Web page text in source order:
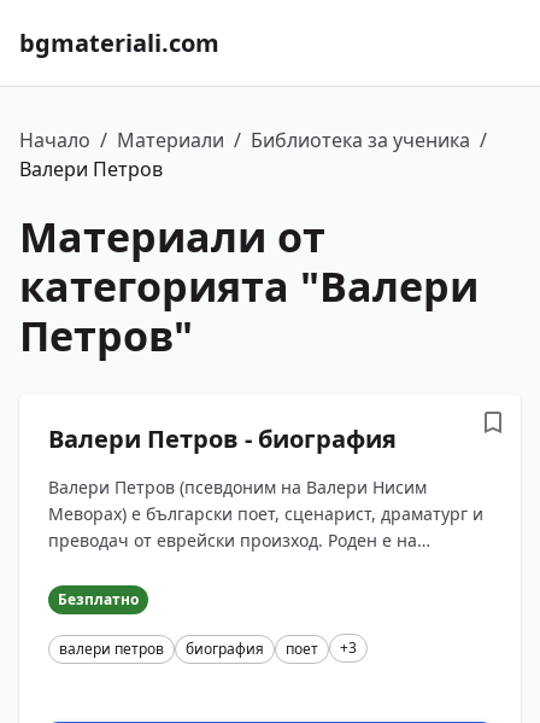
bgmateriali.com
Начало / Материали / Библиотека за ученика /
Валери Петров
Материали от
категорията "Валери
Петров"
Валери Петров - биография
Валери Петров (псевдоним на Валери Нисим
Меворах) е български поет, сценарист, драматург и
преводач от еврейски произход. Роден е на
е виден адвокат, ?...
Безплатно
валери петров биография поет +3